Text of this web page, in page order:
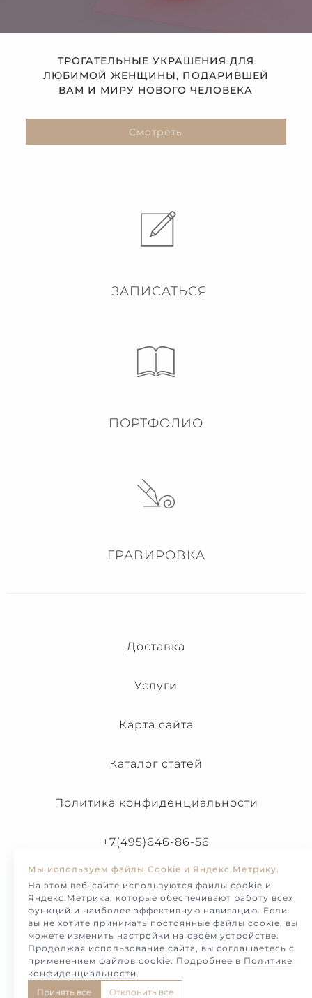
ТРОГАТЕЛЬНЫЕ УКРАШЕНИЯ ДЛЯ
ЛЮБИМОЙ ЖЕНЩИНЫ, ПОДАРИВШЕЙ
ВАМ И МИРУ НОВОГО ЧЕЛОВЕКА
Смотреть
ЗАПИСАТЬСЯ
ПОРТФОЛИО
ГРАВИРОВКА
Доставка
Услуги
Карта сайта
Каталог статей
Политика конфиденциальности
+7(495)646-86-56
Мы используем файлы Cookie и Яндекс.Метрику.
На этом веб-сайте используются файлы cookie и
Яндекс.Метрика, которые обеспечивают работу всех
функций и наиболее эффективную навигацию. Если
вы не хотите принимать постоянные файлы cookie, вы
можете изменить настройки на своём устройстве.
Продолжая использование сайта, вы соглашаетесь с
применением файлов cookie. Подробнее в Политике
конфиденциальности.
Принять все
Отклонить все